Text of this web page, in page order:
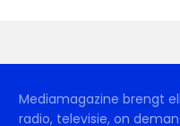
Mediamagazine brengt
radio, televisie, on